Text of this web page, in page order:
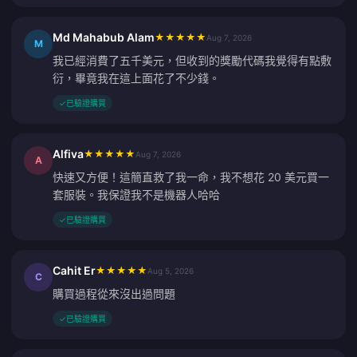
M Md Mahabub Alam★ ★ ★ ★ ★ Aug 7, 2026
我已經消費了五千美元，但收到的獎勵代碼我覺得有點敷
衍，畢竟我在這上面花了不少錢。
✓已驗證購買
A Alfiva★ ★ ★ ★ ★ Aug 7, 2026
快速又方便！這簡直救了我一命，我不想花 20 美元買一
套服裝。我保證我不是機器人哈哈
✓已驗證購買
C Cahit Er★ ★ ★ ★ ★ Aug 5, 2026
購買過程從來沒出過問題
✓已驗證購買